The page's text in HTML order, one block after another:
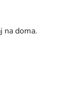
na doma.